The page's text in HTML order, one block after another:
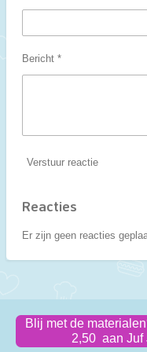
Bericht *
Verstuur reactie
Reacties
Er zijn geen reacties
Blij met de
2,50 aan Juf